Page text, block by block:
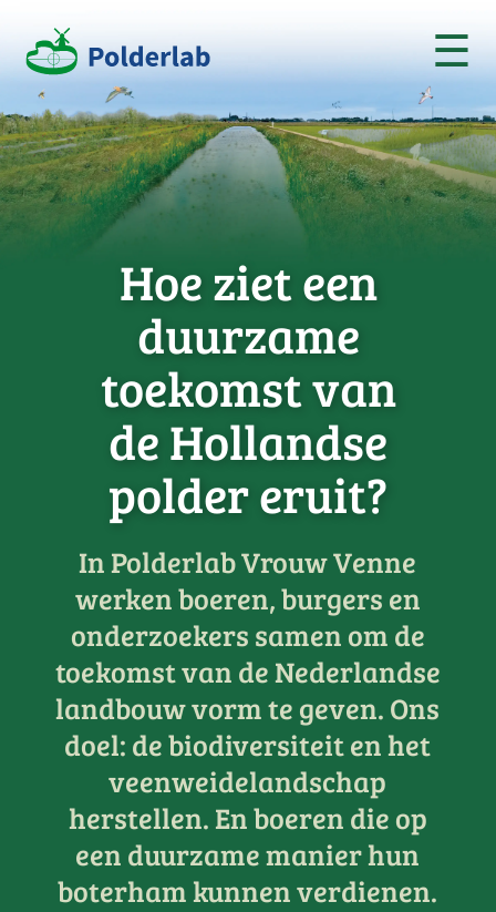
☰
Hoe ziet een
duurzame
toekomst van
de Hollandse
polder eruit?
In Polderlab Vrouw Venne
werken boeren, burgers en
onderzoekers samen om de
toekomst van de Nederlandse
landbouw vorm te geven. Ons
doel: de biodiversiteit en het
veenweidelandschap
herstellen. En boeren die op
een duurzame manier hun
boterham kunnen verdienen.